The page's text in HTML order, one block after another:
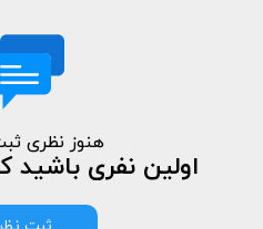
هنوز نظری
اولین نفری